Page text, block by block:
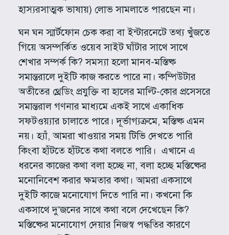
হাস্যরসাত্মক ভাষায়) লোভ সামলাতে পারছেন না।
ঘন ঘন স্মার্টফোন চেক করা বা ইন্টারনেটে তথ্য খুঁজতে
গিয়ে অসম্পর্কিত ওয়েব সাইট ঘাঁটার সাথে সাথে
শেখার সম্পর্ক কি? সমস্যা হলো মানব-মস্তিষ্ক
সমান্তরালে দুইটি কাজ করতে পারে না। কম্পিউটার
অতীতের থ্রেডিং প্রযুক্তি বা হালের মাল্টি-কোর প্রসেসরে
সমান্তরাল গণনার মাধ্যমে একই সাথে একাধিক
সফটওয়্যার চালাতে পারে। দূর্ভাগ্যক্রমে, মস্তিষ্ক এমন
নয়। হ্যাঁ, আমরা খাওয়ার সময় টিভি দেখতে পারি
কিংবা হাঁটতে হাঁটতে কথা বলতে পারি। এখানে এ
ধরনের কাজের কথা বলা হচ্ছে না, বলা হচ্ছে মস্তিষ্কের
মনোনিবেশ করার ক্ষমতার কথা। আমরা একসাথে
দুইটি কাজে মনোযোগ দিতে পারি না। কখনো কি
একসাথে দু’জনের সাথে কথা বলে দেখেছেন কি?
মস্তিষ্কের মনোযোগ দেয়ার নিজস্ব পদ্ধতির কারণে